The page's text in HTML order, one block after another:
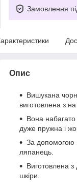
Замовлення
Опис
Вишукана
виготовлена з
Вона
дуже пружна і
За допомогою
ляпанець.
Виготовлена з
шкіри.